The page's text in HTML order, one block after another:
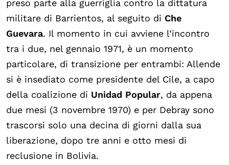
preso parte alla guerriglia contro la dittatura
militare di Barrientos, al seguito di Che
Guevara. Il momento in cui avviene l’incontro
tra i due, nel gennaio 1971, è un momento
particolare, di transizione per entrambi: Allende
si è insediato come presidente del Cile, a capo
della coalizione di Unidad Popular, da appena
due mesi (3 novembre 1970) e per Debray sono
trascorsi solo una decina di giorni dalla sua
liberazione, dopo tre anni e otto mesi di
reclusione in Bolivia.